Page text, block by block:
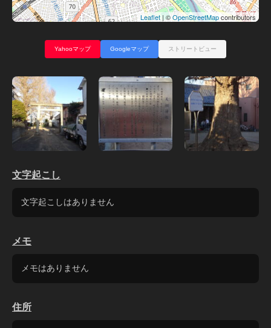
Leaflet | ©OpenStreetMapcontributors
Yahooマップ Googleマップ ストリートビュー
文字起こし
文字起こしはありません
メモ
メモはありません
住所